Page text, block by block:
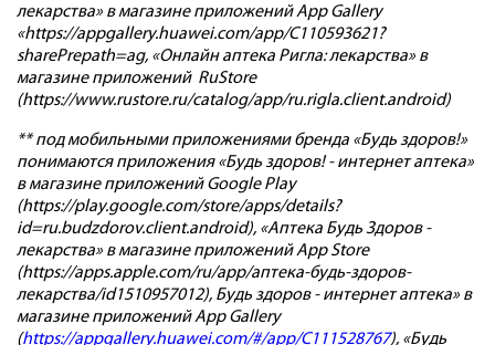
лекарства» в магазине приложений App Gallery
«https://appgallery.huawei.com/app/C110593621?
sharePrepath=ag, «Онлайн аптека Ригла: лекарства» в
магазине приложений RuStore
(https://www.rustore.ru/catalog/app/ru.rigla.client.android)
** под мобильными приложениями бренда «Будь здоров!»
понимаются приложения «Будь здоров! - интернет аптека»
в магазине приложений Google Play
(https://play.google.com/store/apps/details?
id=ru.budzdorov.client.android), «Аптека Будь Здоров -
лекарства» в магазине приложений App Store
(https://apps.apple.com/ru/app/аптека-будь-здоров-
лекарства/id1510957012), Будь здоров - интернет аптека» в
магазине приложений App Gallery
(https://appgallery.huawei.com/#/app/C111528767), «Будь